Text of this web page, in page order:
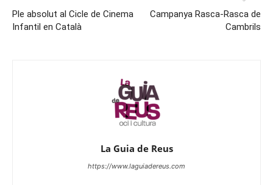
Ple absolut al Cicle de Cinema
Infantil en Català
Campanya Rasca-Rasca de
Cambrils
La Guia de Reus
https://www.laguiadereus.com